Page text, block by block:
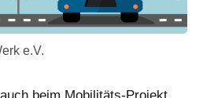
e.V.
beim Mobilitäts-Projekt